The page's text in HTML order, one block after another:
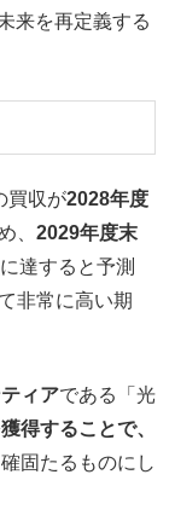
来を再定義する
買収が2028年度
、2029年度末
達すると予測
非常に高い期
ィアである「光
得することで、
固たるものにし